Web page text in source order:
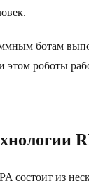
ботам
роботы
состоит из